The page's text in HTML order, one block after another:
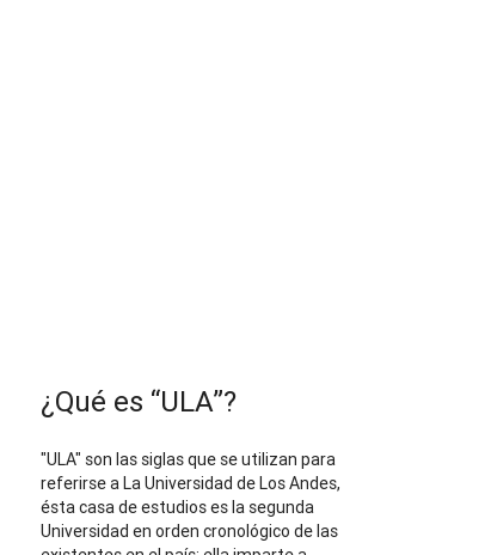
¿Qué es “ULA”?
"ULA" son las siglas que se utilizan para
referirse a La Universidad de Los Andes,
ésta casa de estudios es la segunda
Universidad en orden cronológico de las